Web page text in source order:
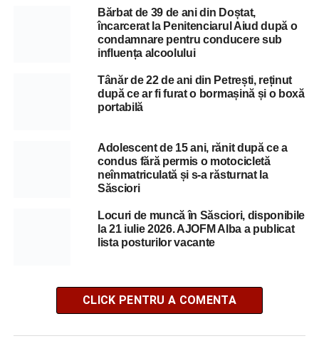
Bărbat de 39 de ani din Doștat,
încarcerat la Penitenciarul Aiud după o
condamnare pentru conducere sub
influența alcoolului
Tânăr de 22 de ani din Petrești, reținut
după ce ar fi furat o bormașină și o boxă
portabilă
Adolescent de 15 ani, rănit după ce a
condus fără permis o motocicletă
neînmatriculată și s-a răsturnat la
Săsciori
Locuri de muncă în Săsciori, disponibile
la 21 iulie 2026. AJOFM Alba a publicat
lista posturilor vacante
CLICK PENTRU A COMENTA